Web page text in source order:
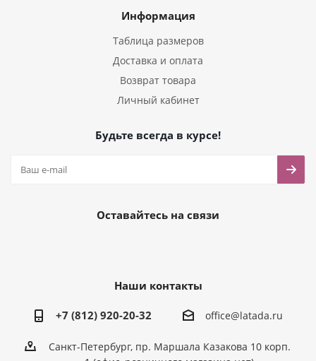
Информация
Таблица размеров
Доставка и оплата
Возврат товара
Личный кабинет
Будьте всегда в курсе!
Оставайтесь на связи
Наши контакты
+7 (812) 920-20-32 office@latada.ru
Санкт-Петербург, пр. Маршала Казакова 10 корп.